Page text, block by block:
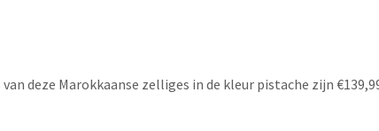
van deze Marokkaanse zelliges in de kleur pistache zijn